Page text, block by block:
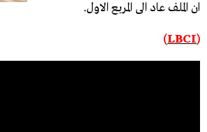
ان الملف عاد الى المربع الاول.
(LBCI)